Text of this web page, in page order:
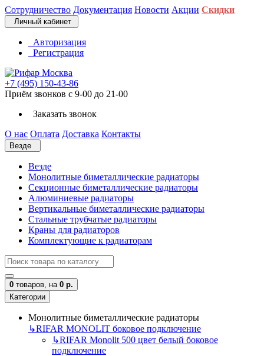
Сотрудничество Документация Новости Акции Скидки
Личный кабинет
Авторизация
Регистрация
+7 (495) 150-43-86
Приём звонков с 9-00 до 21-00
Заказать звонок
О нас Оплата Доставка Контакты
Везде
Везде
Монолитные биметаллические радиаторы
Секционные биметаллические радиаторы
Алюминиевые радиаторы
Вертикальные биметаллические радиаторы
Стальные трубчатые радиаторы
Краны для радиаторов
Комплектующие к радиаторам
0 товаров, на 0 р.
Категории
Монолитные биметаллические радиаторы
↳RIFAR MONOLIT боковое подключение
↳RIFAR Monolit 500 цвет белый боковое
подключение